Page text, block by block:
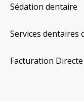
Sédation dentaire
Services dentaires
Facturation Directe